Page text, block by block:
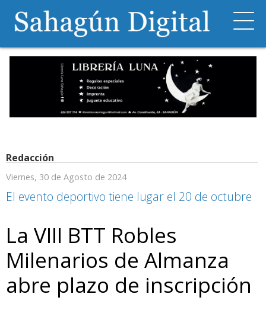
Redacción
Viernes, 30 de Agosto de 2024
El evento deportivo tiene lugar el 20 de octubre
La VIII BTT Robles
Milenarios de Almanza
abre plazo de inscripción